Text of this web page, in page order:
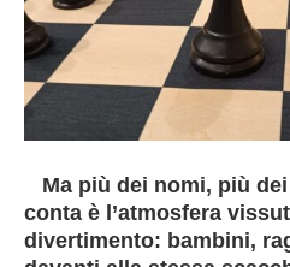
Ma più dei nomi, più
conta è l’atmosfera
divertimento: bambini,